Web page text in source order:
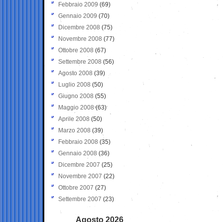
Febbraio 2009 (69)
Gennaio 2009 (70)
Dicembre 2008 (75)
Novembre 2008 (77)
Ottobre 2008 (67)
Settembre 2008 (56)
Agosto 2008 (39)
Luglio 2008 (50)
Giugno 2008 (55)
Maggio 2008(63)
Aprile 2008 (50)
Marzo 2008 (39)
Febbraio 2008 (35)
Gennaio 2008 (36)
Dicembre 2007 (25)
Novembre 2007 (22)
Ottobre 2007 (27)
Settembre 2007 (23)
Agosto 2026